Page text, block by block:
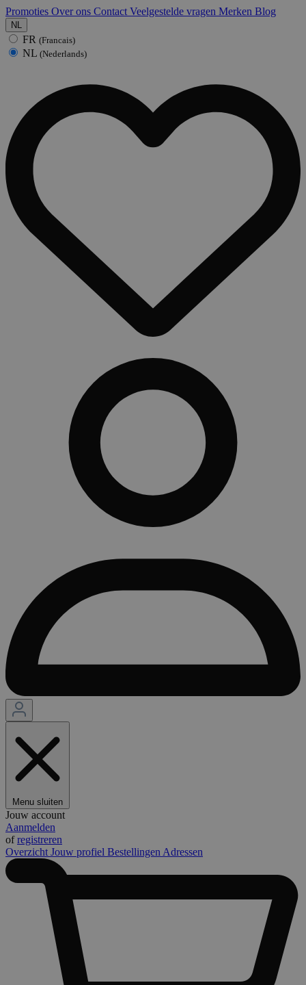
Promoties Over ons Contact Veelgestelde vragen Merken Blog
NL
FR (Francais)
NL (Nederlands)
Menu sluiten
Jouw account
Aanmelden
ofregistreren
Overzicht Jouw profiel Bestellingen Adressen